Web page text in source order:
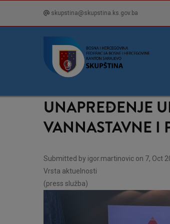
skupstina@skupstina.ks.gov.ba
UNAPREĐENJE
VANNASTAVNE I
Submitted by igor.martinovic on 7, Oct
Vrsta aktuelnosti
(press služba)